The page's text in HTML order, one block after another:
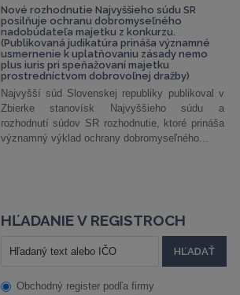
Nové rozhodnutie Najvyššieho súdu SR
posilňuje ochranu dobromyseľného
nadobúdateľa majetku z konkurzu.
(Publikovaná judikatúra prináša významné
usmernenie k uplatňovaniu zásady nemo
plus iuris pri speňažovaní majetku
prostredníctvom dobrovoľnej dražby)
Najvyšší súd Slovenskej republiky publikoval v
Zbierke stanovísk Najvyššieho súdu a
rozhodnutí súdov SR rozhodnutie, ktoré prináša
významný výklad ochrany dobromyseľného...
HĽADANIE V REGISTROCH
Obchodný register podľa firmy